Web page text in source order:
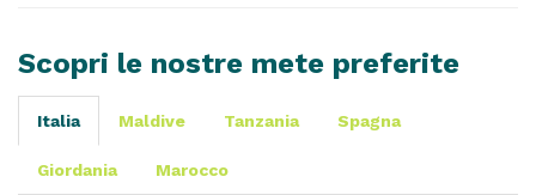
Scopri le nostre mete preferite
Italia Maldive Tanzania Spagna
Giordania Marocco